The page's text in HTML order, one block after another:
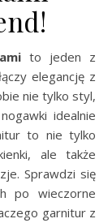
to jeden z
elegancję z
nie tylko styl,
idealnie
to nie tylko
ale także
Sprawdzi się
po wieczorne
garnitur z